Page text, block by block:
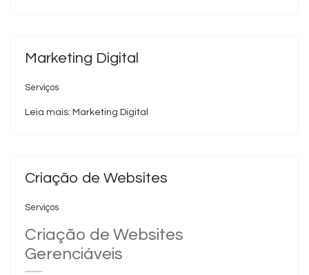
Marketing Digital
Serviços
Leia mais: Marketing Digital
Criação de Websites
Serviços
Criação de Websites
Gerenciáveis